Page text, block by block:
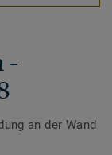
-
an der Wand